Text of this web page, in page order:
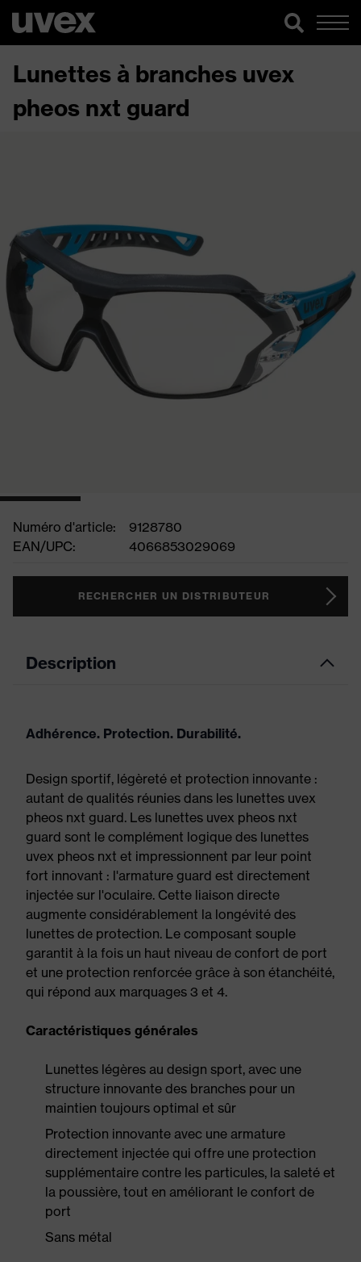
Lunettes à branches uvex
pheos nxt guard
Numéro d'article:
9128780
EAN/UPC:
4066853029069
RECHERCHER UN DISTRIBUTEUR
Description
Adhérence. Protection. Durabilité.
Design sportif, légèreté et protection innovante :
autant de qualités réunies dans les lunettes uvex
pheos nxt guard. Les lunettes uvex pheos nxt
guard sont le complément logique des lunettes
uvex pheos nxt et impressionnent par leur point
fort innovant : l'armature guard est directement
injectée sur l'oculaire. Cette liaison directe
augmente considérablement la longévité des
lunettes de protection. Le composant souple
garantit à la fois un haut niveau de confort de port
et une protection renforcée grâce à son étanchéité,
qui répond aux marquages 3 et 4.
Caractéristiques générales
Lunettes légères au design sport, avec une
structure innovante des branches pour un
maintien toujours optimal et sûr
Protection innovante avec une armature
directement injectée qui offre une protection
supplémentaire contre les particules, la saleté et
la poussière, tout en améliorant le confort de
port
Sans métal